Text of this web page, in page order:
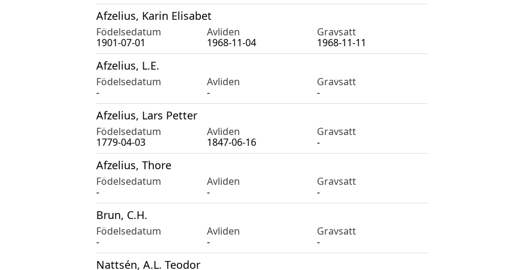
Afzelius, Karin Elisabet
Födelsedatum Avliden
Gravsatt
1901-07-01
1968-11-04 1968-11-11
Afzelius, L.E.
Födelsedatum Avliden
Gravsatt
-
- -
Afzelius, Lars Petter
Födelsedatum Avliden
Gravsatt
1779-04-03
1847-06-16 -
Afzelius, Thore
Födelsedatum Avliden
Gravsatt
-
- -
Brun, C.H.
Födelsedatum Avliden
Gravsatt
-
- -
Nattsén, A.L. Teodor